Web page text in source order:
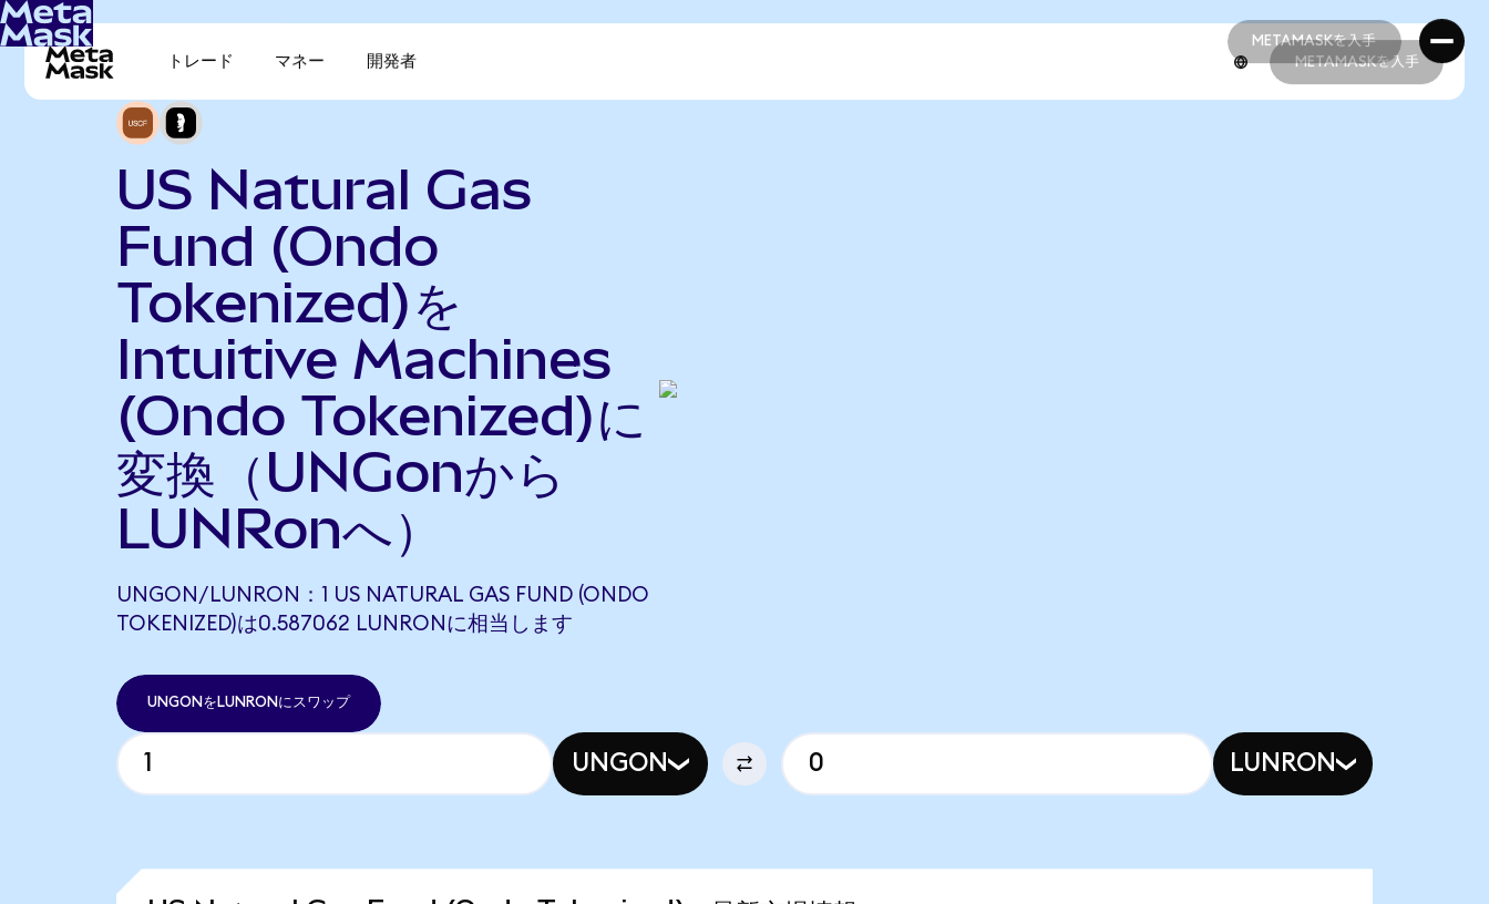
METAMASKを入手
METAMASKを入手
トレード マネー 開発者 METAMASKを入手
US Natural Gas
Fund (Ondo
Tokenized)を
Intuitive Machines
(Ondo Tokenized)に
変換（UNGonから
LUNRonへ）
UNGON/LUNRON：1 US NATURAL GAS FUND (ONDO
TOKENIZED)は0.587062 LUNRONに相当します
UNGONをLUNRONにスワップ
UNGON LUNRON